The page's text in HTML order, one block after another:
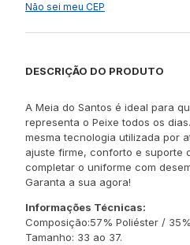
Não sei meu CEP
DESCRIÇÃO DO PRODUTO
A Meia do Santos é ideal para
representa o Peixe todos os
mesma tecnologia utilizada por
ajuste firme, conforto e suporte
completar o uniforme com
Garanta a sua agora!
Informações Técnicas:
Composição:57% Poliéster /
Tamanho: 33 ao 37.